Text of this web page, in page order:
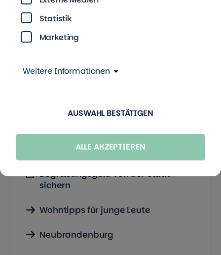
sichern!
Melde deinen Hauptwohnsitz in
Auszahlung erfolgt in zwei Teilbeträgen.
Downloads
Begrüßungsgeld von der Stadt
sichern
Wohntipps für junge Leute
Neubrandenburg
Statistik
Marketing
Weitere Informationen
AUSWAHL BESTÄTIGEN
ALLE AKZEPTIEREN